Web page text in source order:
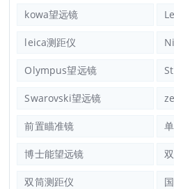
kowa望远镜
leica测距仪
Olympus望远镜
Swarovski望远镜
前置瞄准镜
博士能望远镜
双筒测距仪